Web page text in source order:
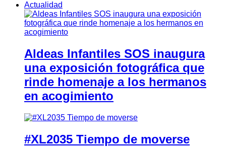
Actualidad
Aldeas Infantiles SOS inaugura
una exposición fotográfica que
rinde homenaje a los hermanos
en acogimiento
#XL2035 Tiempo de moverse